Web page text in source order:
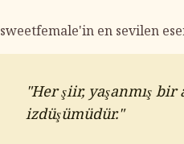
sweetfemale'in en sevilen
"Her şiir, yaşanmış bir
izdüşümüdür."